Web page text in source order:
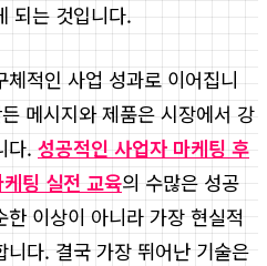
되는 것입니다.
적인 사업 성과로 이어집니
메시지와 제품은 시장에서 강
다. 성공적인 사업자 마케팅 후
팅 실전 교육의 수많은 성공
이상이 아니라 가장 현실적
다. 결국 가장 뛰어난 기술은